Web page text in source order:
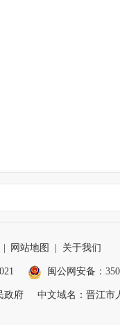
网站地图 关于我们
闽公网安备：
政府 中文域名：晋江市